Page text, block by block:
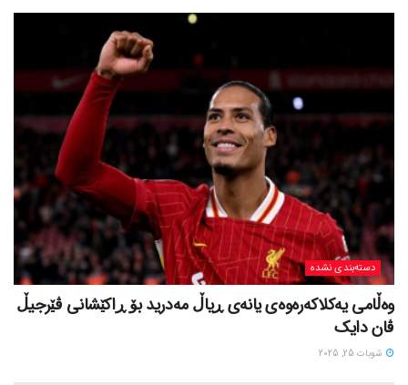
دسته‌بندی نشده
وەڵامی یەکلاکەرەوەی یانەی ڕیاڵ مەدرید بۆ ڕاکێشانی ڤێرجیڵ
ڤان دایک
شوبات 25, 2025